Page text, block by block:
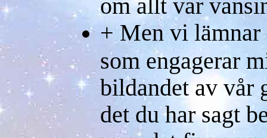
+ Men vi lämnar
som engagerar
bildandet av vår
det du har sagt